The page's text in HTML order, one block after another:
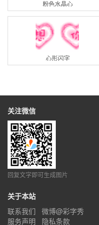
粉色水晶心
心形闪字
关注微信
回复文字即可生成图片
关于本站
联系我们
微博@彩字秀
服务声明
隐私条款